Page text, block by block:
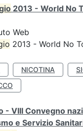
2013 - World No
Web
2013 - World No
NICOTINA
- VIII Convegno
e Servizio